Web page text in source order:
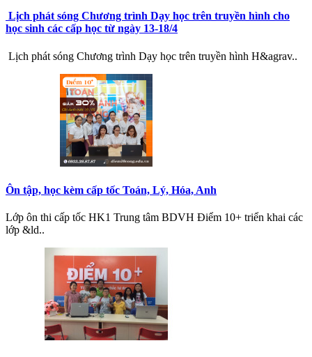
Lịch phát sóng Chương trình Dạy học trên truyền hình cho
học sinh các cấp học từ ngày 13-18/4
Lịch phát sóng Chương trình Dạy học trên truyền hình H&agrav..
Ôn tập, học kèm cấp tốc Toán, Lý, Hóa, Anh
Lớp ôn thi cấp tốc HK1 Trung tâm BDVH Điểm 10+ triển khai các
lớp &ld..